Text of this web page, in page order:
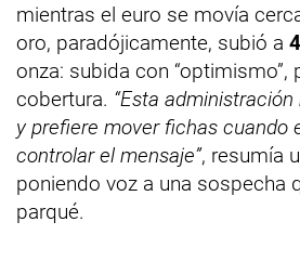
mientras el euro se movía
oro, paradójicamente, subió a
onza: subida con “optimismo”,
cobertura. “Esta
y prefiere mover fichas cuando
controlar el mensaje”, resumía
poniendo voz a una sospecha
parqué.